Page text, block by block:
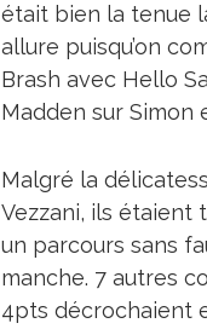
était bien la tenue
allure puisqu’on
Brash avec Hello
Madden sur Simon
Malgré la
Vezzani, ils étaient
un parcours sans
manche. 7 autres
4pts décrochaient